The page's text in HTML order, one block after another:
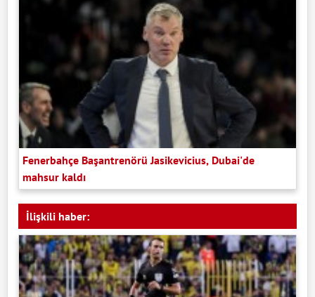
Fenerbahçe Başantrenörü Jasikevicius, Dubai'de
mahsur kaldı
İlişkili haber: